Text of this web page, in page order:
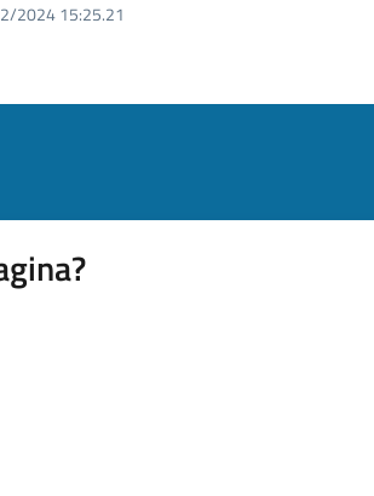
2024 15:25.21